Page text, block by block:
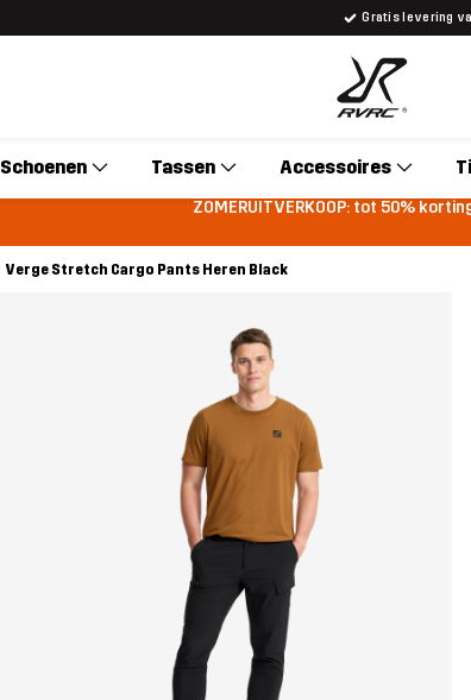
Gratis levering
Schoenen Tassen Accessoires
ZOMERUITVERKOOP: tot 50%
Verge Stretch Cargo Pants Heren Black